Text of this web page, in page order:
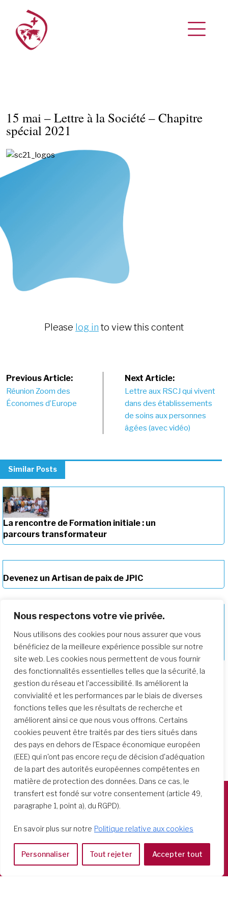
Nous respectons votre vie privée.
Nous utilisons des cookies pour nous assurer que vous
bénéficiez de la meilleure expérience possible sur notre
site web. Les cookies nous permettent de vous fournir
des fonctionnalités essentielles telles que la sécurité, la
gestion du réseau et l'accessibilité. Ils améliorent la
convivialité et les performances par le biais de diverses
fonctions telles que les résultats de recherche et
améliorent ainsi ce que nous vous offrons. Certains
cookies peuvent être traités par des tiers situés dans
des pays en dehors de l'Espace économique européen
(EEE) qui n'ont pas encore reçu de décision d'adéquation
de la part des autorités européennes compétentes en
matière de protection des données. Dans ce cas, le
transfert est fondé sur votre consentement (article 49,
paragraphe 1, point a), du RGPD).
En savoir plus sur notre Politique relative aux cookies
Personnaliser Tout rejeter Accepter tout
15 mai – Lettre à la Société – Chapitre
spécial 2021
Please log in to view this content
Post
navigation
Previous Article:
Réunion Zoom des
Économes d’Europe
Next Article:
Lettre aux RSCJ qui vivent
dans des établissements
de soins aux personnes
âgées (avec vidéo)
Similar Posts
La rencontre de Formation initiale : un
parcours transformateur
Devenez un Artisan de paix de JPIC
Approfondir notre parcours de
formation
Società del Sacro Cuore
Casa Generalizia
Tel: 06 58 23 03 32 or 06 58 20 31 17